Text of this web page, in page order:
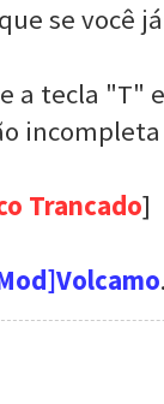
se você
a tecla "T"
Trancado]